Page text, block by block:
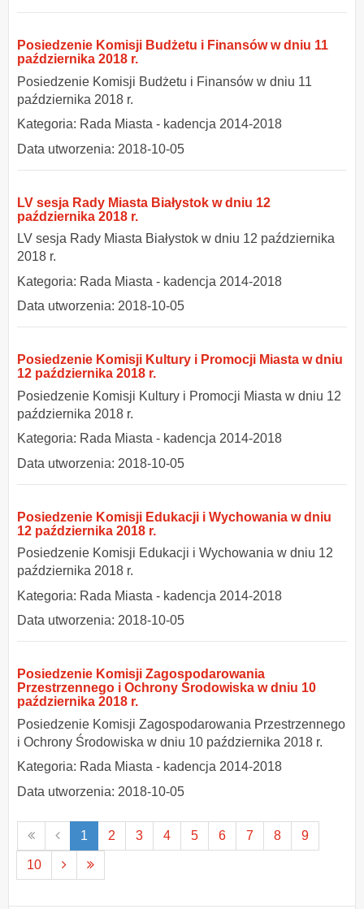
Posiedzenie Komisji Budżetu i Finansów w dniu 11
października 2018 r.
Posiedzenie Komisji Budżetu i Finansów w dniu 11
października 2018 r.
Kategoria: Rada Miasta - kadencja 2014-2018
Data utworzenia: 2018-10-05
LV sesja Rady Miasta Białystok w dniu 12
października 2018 r.
LV sesja Rady Miasta Białystok w dniu 12 października
2018 r.
Kategoria: Rada Miasta - kadencja 2014-2018
Data utworzenia: 2018-10-05
Posiedzenie Komisji Kultury i Promocji Miasta w dniu
12 października 2018 r.
Posiedzenie Komisji Kultury i Promocji Miasta w dniu 12
października 2018 r.
Kategoria: Rada Miasta - kadencja 2014-2018
Data utworzenia: 2018-10-05
Posiedzenie Komisji Edukacji i Wychowania w dniu
12 października 2018 r.
Posiedzenie Komisji Edukacji i Wychowania w dniu 12
października 2018 r.
Kategoria: Rada Miasta - kadencja 2014-2018
Data utworzenia: 2018-10-05
Posiedzenie Komisji Zagospodarowania
Przestrzennego i Ochrony Środowiska w dniu 10
października 2018 r.
Posiedzenie Komisji Zagospodarowania Przestrzennego
i Ochrony Środowiska w dniu 10 października 2018 r.
Kategoria: Rada Miasta - kadencja 2014-2018
Data utworzenia: 2018-10-05
Pierwsza
strona
Poprzednia
strona
1 2 3 4 5 6 7 8 9
10
Następna
strona
Ostatnia
strona